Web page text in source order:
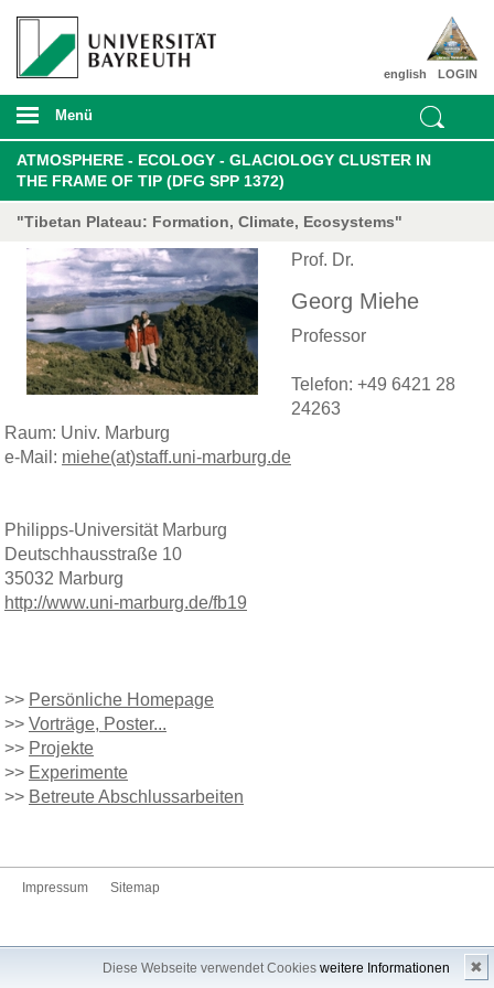
Diese Webseite verwendet Cookies weitere Informationen ✖
LOGIN
english
Menü
ATMOSPHERE - ECOLOGY - GLACIOLOGY CLUSTER IN
THE FRAME OF TIP (DFG SPP 1372)
"Tibetan Plateau: Formation, Climate, Ecosystems"
Prof. Dr.
Georg Miehe
Professor
Telefon: +49 6421 28
24263
Raum: Univ. Marburg
e-Mail: miehe(at)staff.uni-marburg.de
Philipps-Universität Marburg
Deutschhausstraße 10
35032 Marburg
http://www.uni-marburg.de/fb19
>> Persönliche Homepage
>> Vorträge, Poster...
>> Projekte
>> Experimente
>> Betreute Abschlussarbeiten
Impressum Sitemap